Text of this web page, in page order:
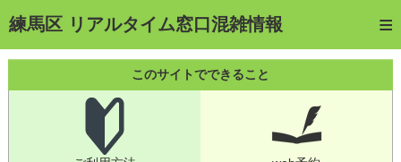
練馬区 リアルタイム窓口混雑情報
トップページ
ご利用方法
web予約
予約確認・キャンセル
このサイトでできること